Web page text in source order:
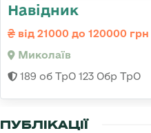
Навідник
від 21000 до 120000 грн
Миколаїв
189 об ТрО 123 Обр ТрО
ПУБЛІКАЦІЇ